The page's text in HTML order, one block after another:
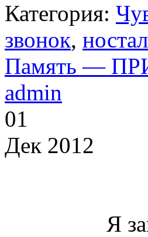
Категория:
звонок,
Память —
admin
01
Дек 2012
Я